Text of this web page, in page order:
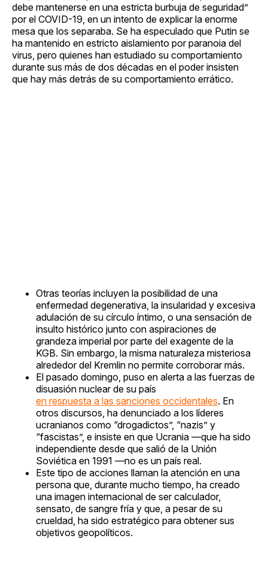
debe mantenerse en una estricta burbuja de seguridad”
por el COVID-19, en un intento de explicar la enorme
mesa que los separaba. Se ha especulado que Putin se
ha mantenido en estricto aislamiento por paranoia del
virus, pero quienes han estudiado su comportamiento
durante sus más de dos décadas en el poder insisten
que hay más detrás de su comportamiento errático.
Otras teorías incluyen la posibilidad de una
enfermedad degenerativa, la insularidad y excesiva
adulación de su círculo íntimo, o una sensación de
insulto histórico junto con aspiraciones de
grandeza imperial por parte del exagente de la
KGB. Sin embargo, la misma naturaleza misteriosa
alrededor del Kremlin no permite corroborar más.
El pasado domingo, puso en alerta a las fuerzas de
disuasión nuclear de su país
en respuesta a las sanciones occidentales. En
otros discursos, ha denunciado a los líderes
ucranianos como “drogadictos”, “nazis” y
“fascistas”, e insiste en que Ucrania —que ha sido
independiente desde que salió de la Unión
Soviética en 1991 —no es un país real.
Este tipo de acciones llaman la atención en una
persona que, durante mucho tiempo, ha creado
una imagen internacional de ser calculador,
sensato, de sangre fría y que, a pesar de su
crueldad, ha sido estratégico para obtener sus
objetivos geopolíticos.